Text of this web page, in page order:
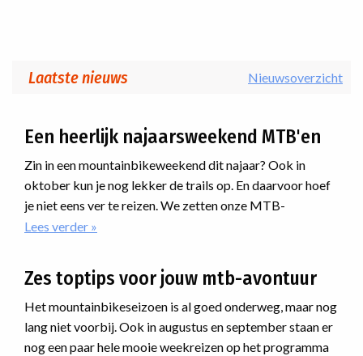
Laatste nieuws Nieuwsoverzicht
Een heerlijk najaarsweekend MTB'en
Zin in een mountainbikeweekend dit najaar? Ook in
oktober kun je nog lekker de trails op. En daarvoor hoef
je niet eens ver te reizen. We zetten onze MTB-
weekenden voor het najaar voor je op een rij. Net over de
prachtige trails aan elkaar geknoopt. Houd je van lekker
mountainbiken vanuit een heerlijk viersterrenhotel? Dan
is dit jouw reis. Ga je liever voor wat ruigere downhills?
Dan moet je mee naar België!
Lees verder over
najaarsweekend
Zes toptips voor jouw mtb-avontuur
Het mountainbikeseizoen is al goed onderweg, maar nog
lang niet voorbij. Ook in augustus en september staan er
nog een paar hele mooie weekreizen op het programma